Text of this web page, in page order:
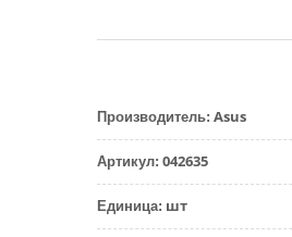
Производитель: Asus
Артикул: 042635
Единица: шт